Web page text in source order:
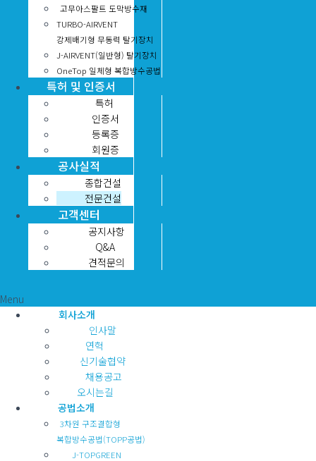
고무아스팔트 도막방수재
TURBO-AIRVENT
강제배기형 무동력 탈기장치
J-AIRVENT(일반형) 탈기장치
OneTop 일체형 복합방수공법
특허 및 인증서
특허
인증서
등록증
회원증
공사실적
종합건설
전문건설
고객센터
공지사항
Q&A
견적문의
Menu
회사소개
인사말
연혁
신기술협약
채용공고
오시는길
공법소개
3차원 구조결합형
복합방수공법(TOPP공법)
J-TOPGREEN